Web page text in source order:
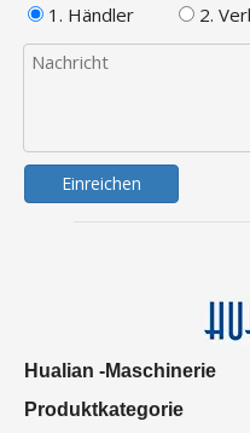
1. Händler
2.
Einreichen
Hualian -Maschinerie
Produktkategorie